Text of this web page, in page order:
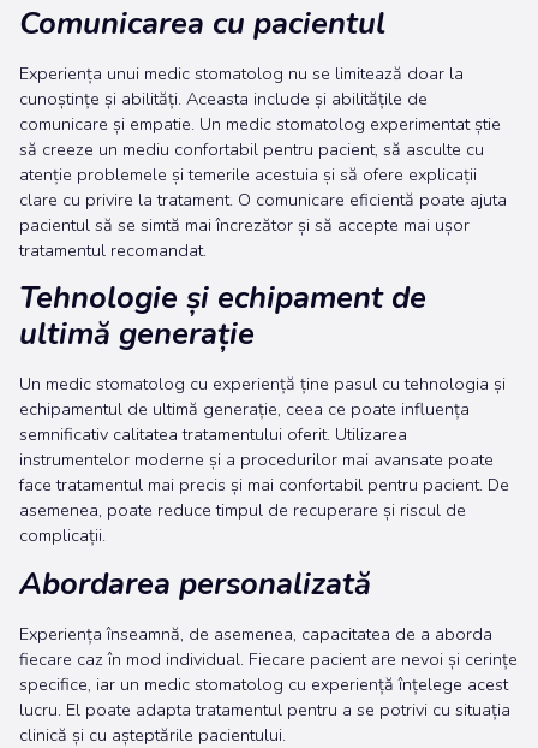
Comunicarea cu pacientul
Experiența unui medic stomatolog nu se limitează doar la
cunoștințe și abilități. Aceasta include și abilitățile de
comunicare și empatie. Un medic stomatolog experimentat știe
să creeze un mediu confortabil pentru pacient, să asculte cu
atenție problemele și temerile acestuia și să ofere explicații
clare cu privire la tratament. O comunicare eficientă poate ajuta
pacientul să se simtă mai încrezător și să accepte mai ușor
tratamentul recomandat.
Tehnologie și echipament de
ultimă generație
Un medic stomatolog cu experiență ține pasul cu tehnologia și
echipamentul de ultimă generație, ceea ce poate influența
semnificativ calitatea tratamentului oferit. Utilizarea
instrumentelor moderne și a procedurilor mai avansate poate
face tratamentul mai precis și mai confortabil pentru pacient. De
asemenea, poate reduce timpul de recuperare și riscul de
complicații.
Abordarea personalizată
Experiența înseamnă, de asemenea, capacitatea de a aborda
fiecare caz în mod individual. Fiecare pacient are nevoi și cerințe
specifice, iar un medic stomatolog cu experiență înțelege acest
lucru. El poate adapta tratamentul pentru a se potrivi cu situația
clinică și cu așteptările pacientului.